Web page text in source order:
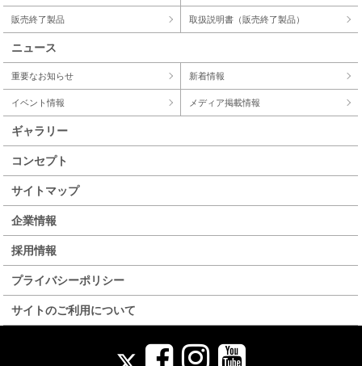
販売終了製品 取扱説明書（販売終了製品）
ニュース
重要なお知らせ 新着情報
イベント情報 メディア掲載情報
ギャラリー
コンセプト
サイトマップ
企業情報
採用情報
プライバシーポリシー
サイトのご利用について